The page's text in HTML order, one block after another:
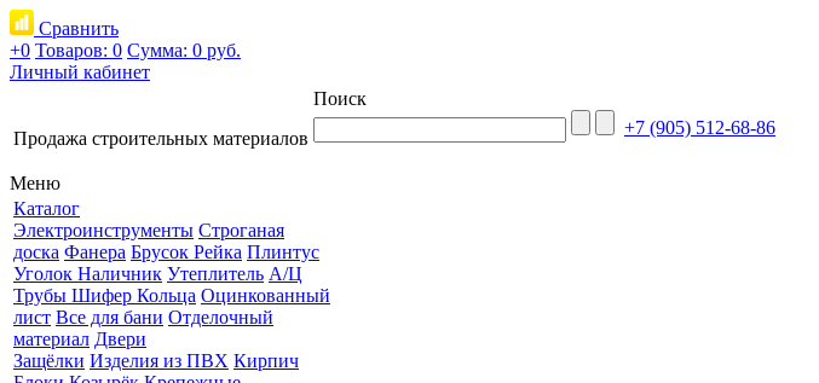
Сравнить
+0 Товаров: 0 Сумма: 0 руб.
Личный кабинет
Продажа строительных материалов
Поиск
+7 (905) 512-68-86
Меню
Каталог
Электроинструменты Строганая
доска Фанера Брусок Рейка Плинтус
Уголок Наличник Утеплитель А/Ц
Трубы Шифер Кольца Оцинкованный
лист Все для бани Отделочный
материал Двери
Защёлки Изделия из ПВХ Кирпич